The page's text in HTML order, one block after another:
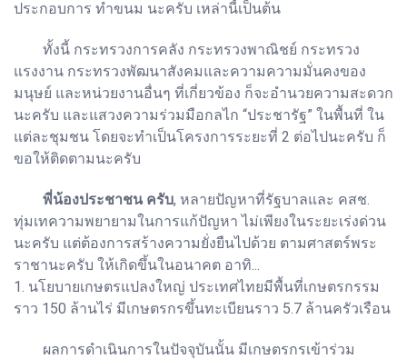
ประกอบการ ทำขนม นะครับ เหล่านี้เป็นต้น
ทั้งนี้ กระทรวงการคลัง กระทรวงพาณิชย์ กระทรวง
แรงงาน กระทรวงพัฒนาสังคมและความความมั่นคงของ
มนุษย์ และหน่วยงานอื่นๆ ที่เกี่ยวข้อง ก็จะอำนวยความสะดวก
นะครับ และแสวงความร่วมมือกลไก “ประชารัฐ” ในพื้นที่ ใน
แต่ละชุมชน โดยจะทำเป็นโครงการระยะที่ 2 ต่อไปนะครับ ก็
ขอให้ติดตามนะครับ
พี่น้องประชาชน ครับ, หลายปัญหาที่รัฐบาลและ คสช.
ทุ่มเทความพยายามในการแก้ปัญหา ไม่เพียงในระยะเร่งด่วน
นะครับ แต่ต้องการสร้างความยั่งยืนไปด้วย ตามศาสตร์พระ
ราชานะครับ ให้เกิดขึ้นในอนาคต อาทิ...
1. นโยบายเกษตรแปลงใหญ่ ประเทศไทยมีพื้นที่เกษตรกรรม
ราว 150 ล้านไร่ มีเกษตรกรขึ้นทะเบียนราว 5.7 ล้านครัวเรือน
ผลการดำเนินการในปัจจุบันนั้น มีเกษตรกรเข้าร่วม